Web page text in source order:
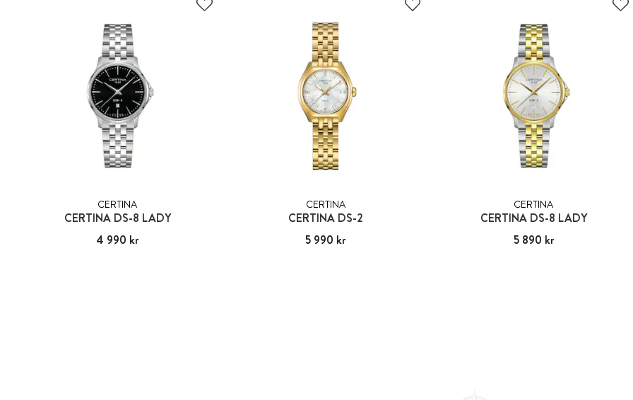
CERTINA
CERTINA DS-8 LADY
Pris:4 990 kr
4 990 kr
CERTINA
CERTINA DS-2
Pris :5 990 kr
5 990 kr
CERTINA
CERTINA DS-8 LADY
Pris :5 890 kr
5 890 kr